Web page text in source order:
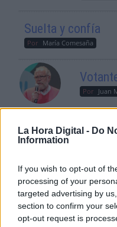
La Hora Digital - Do
Information
If you wish to opt-out of
processing of your
targeted advertising by
section to confirm your
opt-out request is
Suelta y confía
Por María Comesaña
Por Juan
El Conflicto de
Un Nuevo Orden
Geopolítica de Crisis
Por